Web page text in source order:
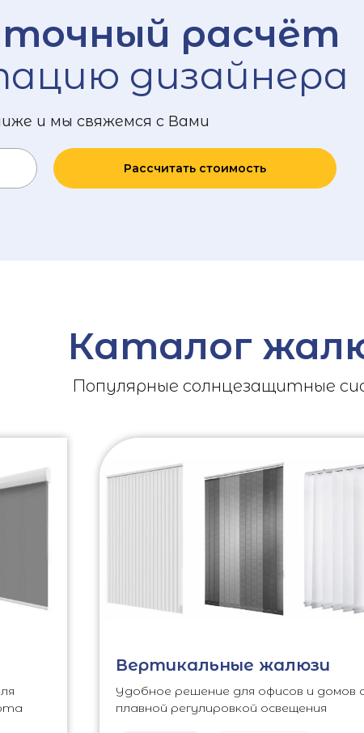
расчёт
дизайнера
и мы свяжемся с Вами
Рассчитать стоимость
Каталог
Популярные солнцезащитные
Вертикальные жалюзи
Удобное решение для офисов и домов
плавной регулировкой освещения